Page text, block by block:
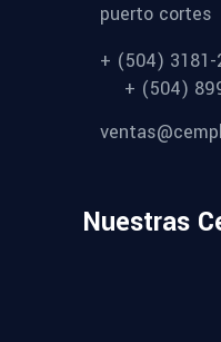
puerto cortes
+ (504) 3181-
+ (504)
Nuestras